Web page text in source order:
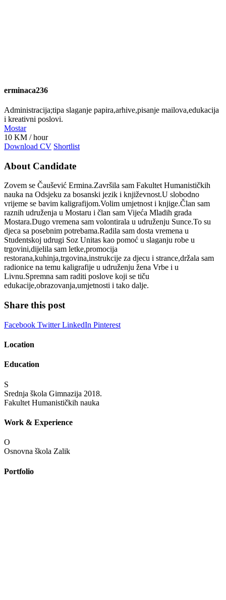
erminaca236
Administracija;tipa slaganje papira,arhive,pisanje mailova,edukacija
i kreativni poslovi.
Mostar
10 KM / hour
Download CV Shortlist
About Candidate
Zovem se Čaušević Ermina.Završila sam Fakultet Humanističkih
nauka na Odsjeku za bosanski jezik i književnost.U slobodno
vrijeme se bavim kaligrafijom.Volim umjetnost i knjige.Član sam
raznih udruženja u Mostaru i član sam Vijeća Mladih grada
Mostara.Dugo vremena sam volontirala u udruženju Sunce.To su
djeca sa posebnim potrebama.Radila sam dosta vremena u
Studentskoj udrugi Soz Unitas kao pomoć u slaganju robe u
trgovini,dijelila sam letke,promocija
restorana,kuhinja,trgovina,instrukcije za djecu i strance,držala sam
radionice na temu kaligrafije u udruženju žena Vrbe i u
Livnu.Spremna sam raditi poslove koji se tiču
edukacije,obrazovanja,umjetnosti i tako dalje.
Share this post
Facebook TwitterLinkedIn Pinterest
Location
Education
S
Srednja škola Gimnazija 2018.
Fakultet Humanističkih nauka
Work & Experience
O
Osnovna škola Zalik
Portfolio